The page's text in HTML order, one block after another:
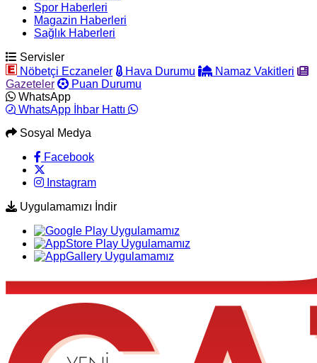
Spor Haberleri
Magazin Haberleri
Sağlık Haberleri
Servisler
Nöbetçi Eczaneler
Hava Durumu
Namaz Vakitleri
Gazeteler
Puan Durumu
WhatsApp
WhatsApp İhbar Hattı
Sosyal Medya
Facebook
Instagram
Uygulamamızı İndir